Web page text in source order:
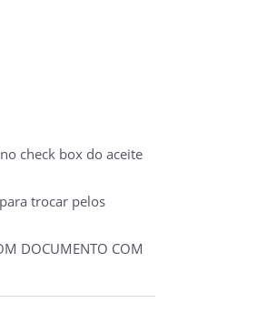
check box do aceite
trocar pelos
DOCUMENTO COM